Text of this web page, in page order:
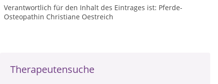
Therapeutensuche
Verantwortlich für den Inhalt des Eintrages ist: Pferde-
Osteopathin Christiane Oestreich